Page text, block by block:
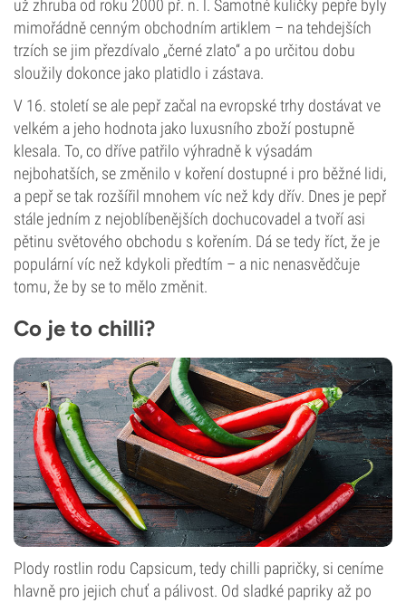
už zhruba od roku 2000 př. n. l. Samotné kuličky pepře byly
mimořádně cenným obchodním artiklem – na tehdejších
trzích se jim přezdívalo „černé zlato“ a po určitou dobu
sloužily dokonce jako platidlo i zástava.
V 16. století se ale pepř začal na evropské trhy dostávat ve
velkém a jeho hodnota jako luxusního zboží postupně
klesala. To, co dříve patřilo výhradně k výsadám
nejbohatších, se změnilo v koření dostupné i pro běžné lidi,
a pepř se tak rozšířil mnohem víc než kdy dřív. Dnes je pepř
stále jedním z nejoblíbenějších dochucovadel a tvoří asi
pětinu světového obchodu s kořením. Dá se tedy říct, že je
populární víc než kdykoli předtím – a nic nenasvědčuje
tomu, že by se to mělo změnit.
Co je to chilli?
Plody rostlin rodu Capsicum, tedy chilli papričky, si ceníme
hlavně pro jejich chuť a pálivost. Od sladké papriky až po